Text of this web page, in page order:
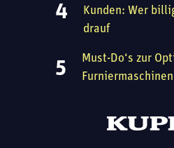
Kunden: Wer
drauf
Must-Do‘s zur
Furniermaschinen